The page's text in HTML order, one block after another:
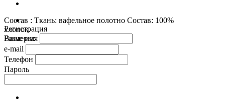
Состав : Ткань: вафельное полотно Состав: 100%
хлопок.
Размеры:
Регистрация
Ваше имя
e-mail
Телефон
Пароль